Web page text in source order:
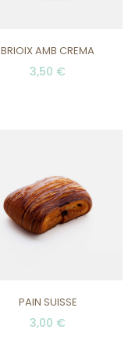
BRIOIX AMB CREMA
3,50 €
PAIN SUISSE
3,00 €